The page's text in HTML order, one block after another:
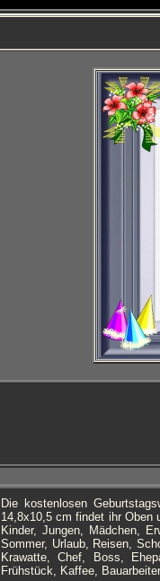
Die kostenlosen
14,8x10,5 cm findet ihr Oben
Kinder, Jungen, Mädchen,
Sommer, Urlaub, Reisen,
Krawatte, Chef, Boss,
Frühstück, Kaffee,